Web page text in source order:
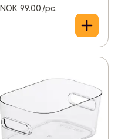
NOK 99.00 /pc.